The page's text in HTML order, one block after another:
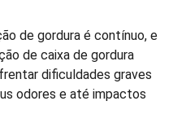
de gordura é contínuo, e
de caixa de gordura
dificuldades graves
odores e até impactos